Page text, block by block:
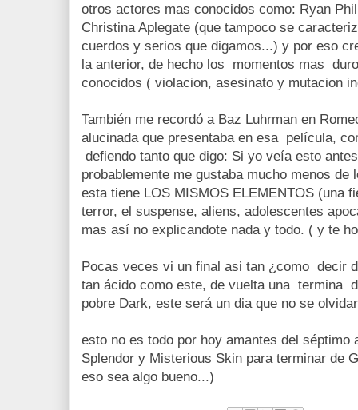
otros actores mas conocidos como: Ryan
Christina Aplegate (que tampoco se
cuerdos y serios que digamos...) y por eso
la anterior, de hecho los momentos mas
conocidos ( violacion, asesinato y mutacion
También me recordó a Baz Luhrman en
alucinada que presentaba en esa película,
defiendo tanto que digo: Si yo veía esto
probablemente me gustaba mucho menos de
esta tiene LOS MISMOS ELEMENTOS (una
terror, el suspense, aliens, adolescentes
mas así no explicandote nada y todo. ( y te
Pocas veces vi un final asi tan ¿como decir
tan ácido como este, de vuelta una termina
pobre Dark, este será un dia que no se
esto no es todo por hoy amantes del
Splendor y Misterious Skin para terminar de
eso sea algo bueno...)